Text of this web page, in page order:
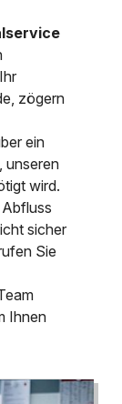
zögern
ein
unseren
wird.
sicher
Sie
Ihnen